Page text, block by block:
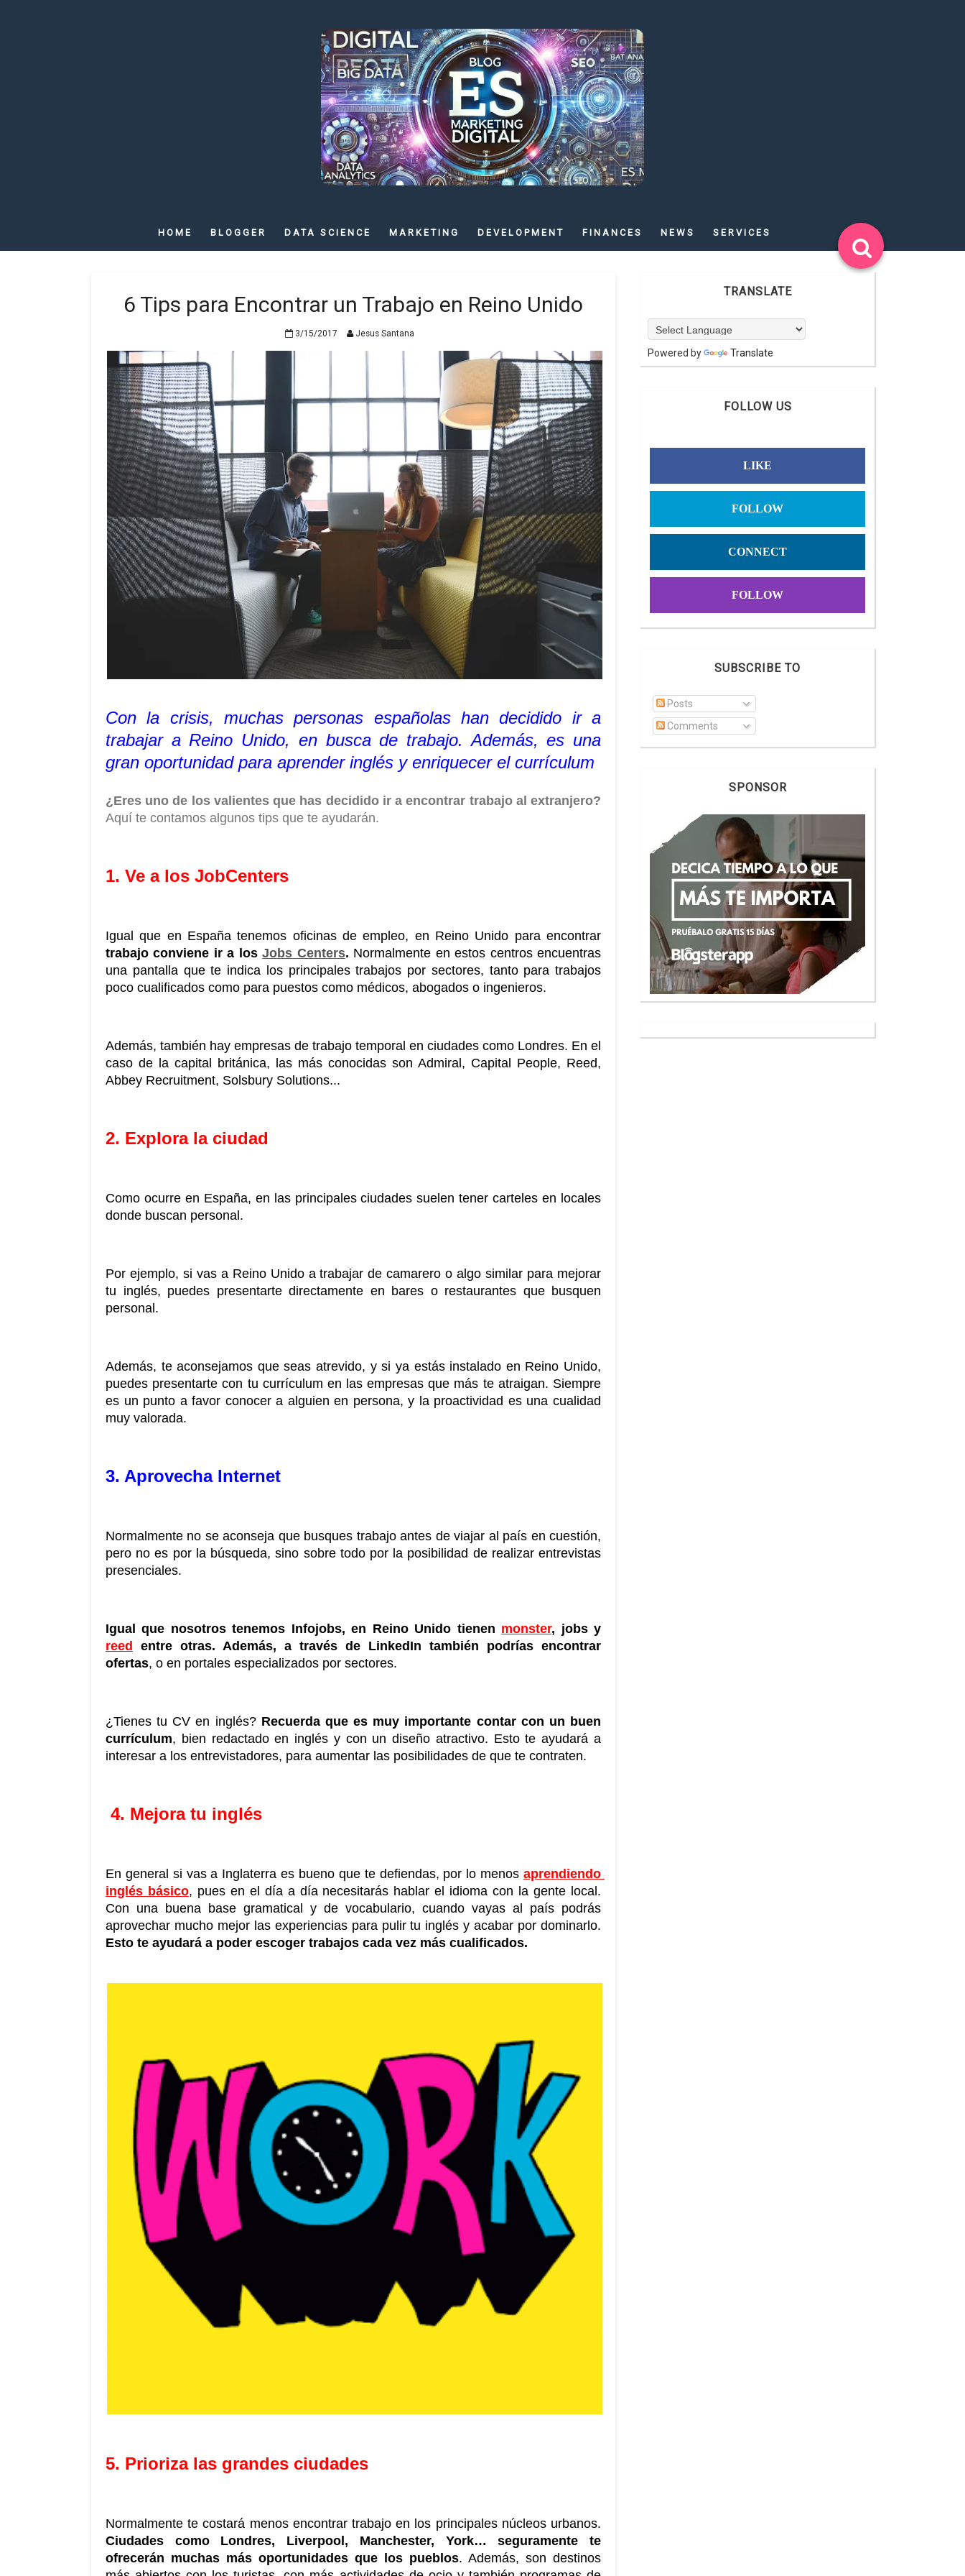
HOME BLOGGER DATA SCIENCE MARKETING DEVELOPMENT FINANCES NEWS SERVICES
6 Tips para Encontrar un Trabajo en Reino Unido
3/15/2017 Jesus Santana
Con la crisis, muchas personas españolas han decidido ir a
trabajar a Reino Unido, en busca de trabajo. Además, es una
gran oportunidad para aprender inglés y enriquecer el currículum
Aquí te contamos algunos tips que te ayudarán.
1. Ve a los JobCenters
trabajo conviene ir a los Jobs Centers. Normalmente en estos centros encuentras
una pantalla que te indica los principales trabajos por sectores, tanto para trabajos
poco cualificados como para puestos como médicos, abogados o ingenieros.
Además, también hay empresas de trabajo temporal en ciudades como Londres. En el
caso de la capital británica, las más conocidas son Admiral, Capital People, Reed,
Abbey Recruitment, Solsbury Solutions...
2. Explora la ciudad
Como ocurre en España, en las principales ciudades suelen tener carteles en locales
donde buscan personal.
Por ejemplo, si vas a Reino Unido a trabajar de camarero o algo similar para mejorar
tu inglés, puedes presentarte directamente en bares o restaurantes que busquen
personal.
Además, te aconsejamos que seas atrevido, y si ya estás instalado en Reino Unido,
puedes presentarte con tu currículum en las empresas que más te atraigan. Siempre
es un punto a favor conocer a alguien en persona, y la proactividad es una cualidad
muy valorada.
3. Aprovecha Internet
Normalmente no se aconseja que busques trabajo antes de viajar al país en cuestión,
pero no es por la búsqueda, sino sobre todo por la posibilidad de realizar entrevistas
presenciales.
Igual que nosotros tenemos Infojobs, en Reino Unido tienen monster
reed
entre otras. Además, a través de LinkedIn también podrías encontrar
ofertas, o en portales especializados por sectores.
¿Tienes tu CV en inglés? Recuerda que es muy importante contar con un buen
currículum, bien redactado en inglés y con un diseño atractivo. Esto te ayudará a
interesar a los entrevistadores, para aumentar las posibilidades de que te contraten.
4. Mejora tu inglés
En general si vas a Inglaterra es bueno que te defiendas, por lo menos aprendiendo
inglés básico, pues en el día a día necesitarás hablar el idioma con la gente local.
Con una buena base gramatical y de vocabulario, cuando vayas al país podrás
Esto te ayudará a poder escoger trabajos cada vez más cualificados.
5. Prioriza las grandes ciudades
Ciudades como Londres, Liverpool, Manchester, York… seguramente te
ofrecerán muchas más oportunidades que los pueblos. Además, son destinos
TRANSLATE
Powered by Translate
FOLLOW US
LIKE
FOLLOW
CONNECT
FOLLOW
SUBSCRIBE TO
Posts
Comments
SPONSOR